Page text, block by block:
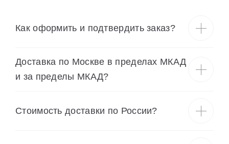
Как оформить и подтвердить заказ?
Доставка по Москве в пределах МКАД
и за пределы МКАД?
Cтоимость доставки по России?